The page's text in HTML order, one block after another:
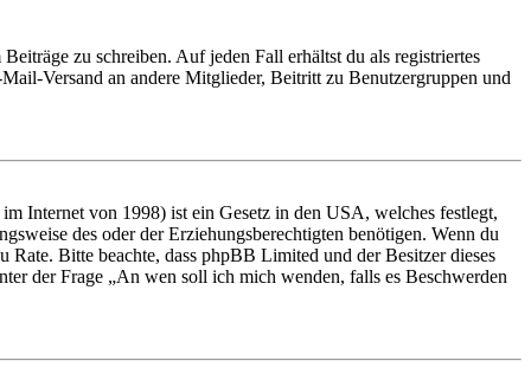
zu schreiben. Auf jeden Fall erhältst du als registriertes
Versand an andere Mitglieder, Beitritt zu Benutzergruppen und
Internet von 1998) ist ein Gesetz in den USA, welches festlegt,
des oder der Erziehungsberechtigten benötigen. Wenn du
Bitte beachte, dass phpBB Limited und der Besitzer dieses
der Frage „An wen soll ich mich wenden, falls es Beschwerden